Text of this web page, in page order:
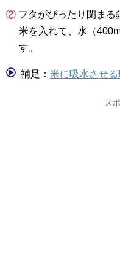
② フタがぴったり閉まる
米を入れて、水（
す。
補足： 米に吸水させる
ス